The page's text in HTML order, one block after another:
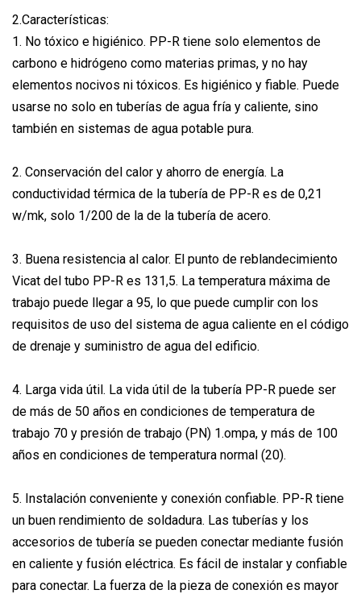
2.Características:
1. No tóxico e higiénico. PP-R tiene solo elementos de
carbono e hidrógeno como materias primas, y no hay
elementos nocivos ni tóxicos. Es higiénico y fiable. Puede
usarse no solo en tuberías de agua fría y caliente, sino
también en sistemas de agua potable pura.
2. Conservación del calor y ahorro de energía. La
conductividad térmica de la tubería de PP-R es de 0,21
w/mk, solo 1/200 de la de la tubería de acero.
3. Buena resistencia al calor. El punto de reblandecimiento
Vicat del tubo PP-R es 131,5. La temperatura máxima de
trabajo puede llegar a 95, lo que puede cumplir con los
requisitos de uso del sistema de agua caliente en el código
de drenaje y suministro de agua del edificio.
4. Larga vida útil. La vida útil de la tubería PP-R puede ser
de más de 50 años en condiciones de temperatura de
trabajo 70 y presión de trabajo (PN) 1.ompa, y más de 100
años en condiciones de temperatura normal (20).
5. Instalación conveniente y conexión confiable. PP-R tiene
un buen rendimiento de soldadura. Las tuberías y los
accesorios de tubería se pueden conectar mediante fusión
en caliente y fusión eléctrica. Es fácil de instalar y confiable
para conectar. La fuerza de la pieza de conexión es mayor